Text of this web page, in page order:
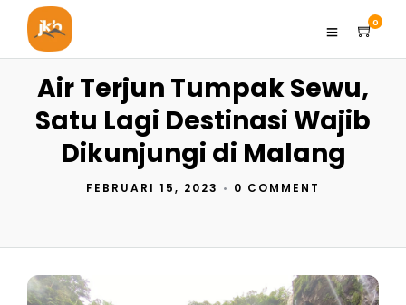
0
Air Terjun Tumpak Sewu,
Satu Lagi Destinasi Wajib
Dikunjungi di Malang
FEBRUARI 15, 2023 • 0 COMMENT